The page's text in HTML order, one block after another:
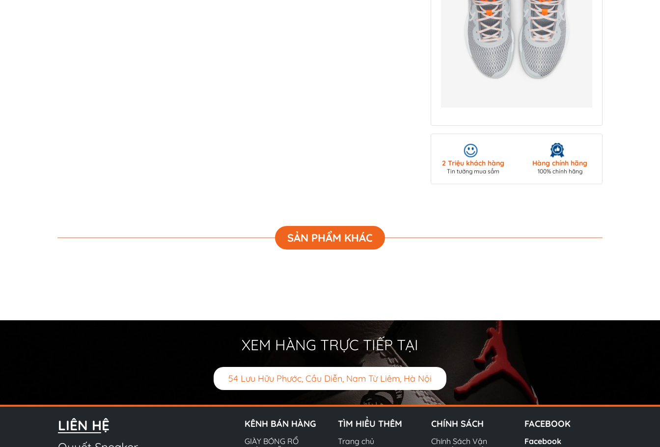
2 Triệu khách hàng
Tin tưởng mua sắm
Hàng chính hãng
100% chính hãng
SẢN PHẨM KHÁC
XEM HÀNG TRỰC TIẾP TẠI
54 Lưu Hữu Phước, Cầu Diễn, Nam Từ Liêm, Hà Nội
LIÊN HỆ KÊNH BÁN HÀNG
GIÀY BÓNG RỔ
TÌM HIỂU THÊM
Trang chủ
CHÍNH SÁCH
Chính Sách Vận
FACEBOOK
Facebook